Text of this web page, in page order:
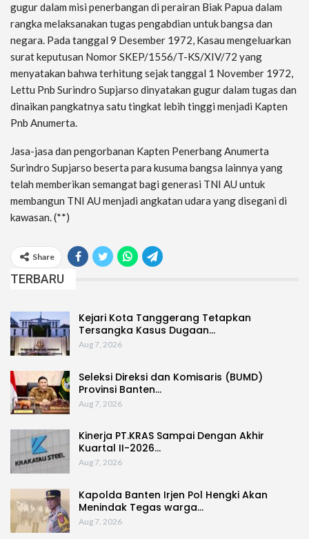
gugur dalam misi penerbangan di perairan Biak Papua dalam
rangka melaksanakan tugas pengabdian untuk bangsa dan
negara. Pada tanggal 9 Desember 1972, Kasau mengeluarkan
surat keputusan Nomor SKEP/1556/T-KS/XIV/72 yang
menyatakan bahwa terhitung sejak tanggal 1 November 1972,
Lettu Pnb Surindro Supjarso dinyatakan gugur dalam tugas dan
dinaikan pangkatnya satu tingkat lebih tinggi menjadi Kapten
Pnb Anumerta.
Jasa-jasa dan pengorbanan Kapten Penerbang Anumerta
Surindro Supjarso beserta para kusuma bangsa lainnya yang
telah memberikan semangat bagi generasi TNI AU untuk
membangun TNI AU menjadi angkatan udara yang disegani di
kawasan. (**)
Share
TERBARU
Kejari Kota Tanggerang Tetapkan
Tersangka Kasus Dugaan…
Aug 7, 2026
Seleksi Direksi dan Komisaris (BUMD)
Provinsi Banten…
Aug 7, 2026
Kinerja PT.KRAS Sampai Dengan Akhir
Kuartal II-2026…
Aug 7, 2026
Kapolda Banten Irjen Pol Hengki Akan
Menindak Tegas warga…
Aug 7, 2026